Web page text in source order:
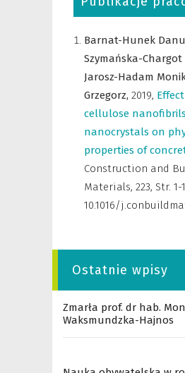
Barnat-Hunek
Szymańska-Chargot
Jarosz-Hadam
Grzegorz, 2019,
cellulose
nanocrystals on
properties of
Construction and
Materials, 223, Str. 1-
10.1016/
Ostatnie wpisy
Zmarła prof. dr hab.
Waksmundzka-Hajnos